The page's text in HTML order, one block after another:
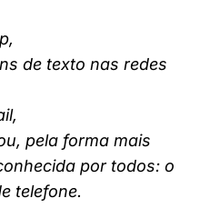
de texto nas redes
pela forma mais
por todos: o
telefone.